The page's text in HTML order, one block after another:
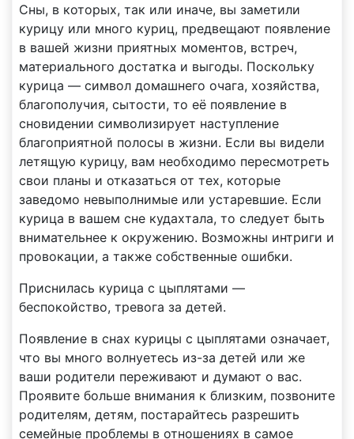
Сны, в которых, так или иначе, вы заметили
курицу или много куриц, предвещают появление
в вашей жизни приятных моментов, встреч,
материального достатка и выгоды. Поскольку
курица — символ домашнего очага, хозяйства,
благополучия, сытости, то её появление в
сновидении символизирует наступление
благоприятной полосы в жизни. Если вы видели
летящую курицу, вам необходимо пересмотреть
свои планы и отказаться от тех, которые
заведомо невыполнимые или устаревшие. Если
курица в вашем сне кудахтала, то следует быть
внимательнее к окружению. Возможны интриги и
провокации, а также собственные ошибки.
Приснилась курица с цыплятами —
беспокойство, тревога за детей.
Появление в снах курицы с цыплятами означает,
что вы много волнуетесь из-за детей или же
ваши родители переживают и думают о вас.
Проявите больше внимания к близким, позвоните
родителям, детям, постарайтесь разрешить
семейные проблемы в отношениях в самое